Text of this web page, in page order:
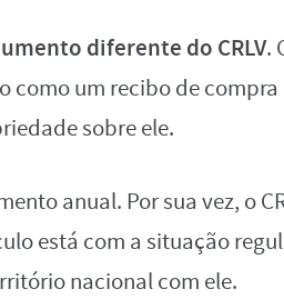
diferente do CRLV.
como um recibo de compra
sobre ele.
anual. Por sua vez, o
está com a situação
nacional com ele.